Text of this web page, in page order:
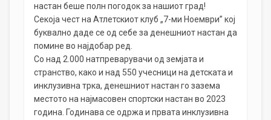
настан беше полн погодок за нашиот град!
Секоја чест на Атлетскиот клуб „7-ми Ноември” кој
буквално даде се од себе за денешниот настан да
помине во најдобар ред.
Со над 2.000 натпреварувачи од земјата и
странство, како и над 550 учесници на детската и
инклузивна трка, денешниот настан го зазема
местото на најмасовен спортски настан во 2023
година. Годинава се одржа и првата инклузивна